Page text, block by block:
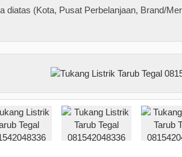
diatas (Kota, Pusat Perbelanjaan, Brand/